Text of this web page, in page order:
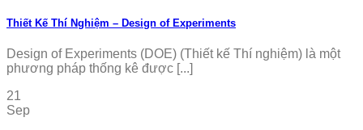
Thiết Kế Thí Nghiệm – Design of Experiments
Design of Experiments (DOE) (Thiết kế Thí nghiệm) là một
phương pháp thống kê được [...]
21
Sep